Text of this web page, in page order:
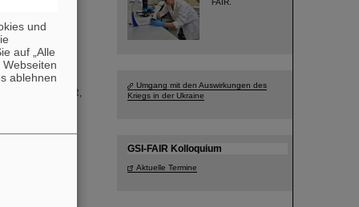
deren
sich über
GSI und FAIR,
bei
FAIR.
Umgang mit den Auswirkungen des
Kriegs in der Ukraine
GSI-FAIR Kolloquium
Aktuelle Termine
und
auf „Alle
ablehnen